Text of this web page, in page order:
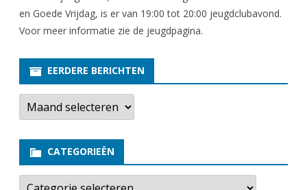
en Goede Vrijdag, is er van 19:00 tot 20:00 jeugdclubavond.
Voor meer informatie zie de jeugdpagina.
EERDERE BERICHTEN
E
r
e
e
b
CATEGORIEËN
C